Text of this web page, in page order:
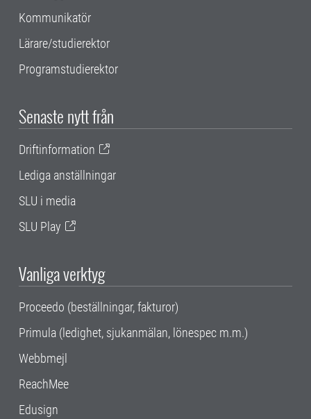
Kommunikatör
Lärare/studierektor
Programstudierektor
Senaste nytt från
Driftinformation
Lediga anställningar
SLU i media
SLU Play
Vanliga verktyg
Proceedo (beställningar, fakturor)
Primula (ledighet, sjukanmälan, lönespec m.m.)
Webbmejl
ReachMee
Edusign